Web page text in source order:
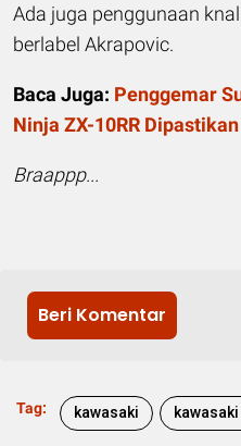
Ada juga penggunaan
berlabel Akrapovic.
Baca Juga: Penggemar
Ninja ZX-10RR
Braappp...
Beri Komentar
Tag: kawasaki